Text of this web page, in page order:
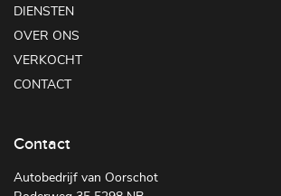
DIENSTEN
OVER ONS
VERKOCHT
CONTACT
Contact
Autobedrijf van Oorschot